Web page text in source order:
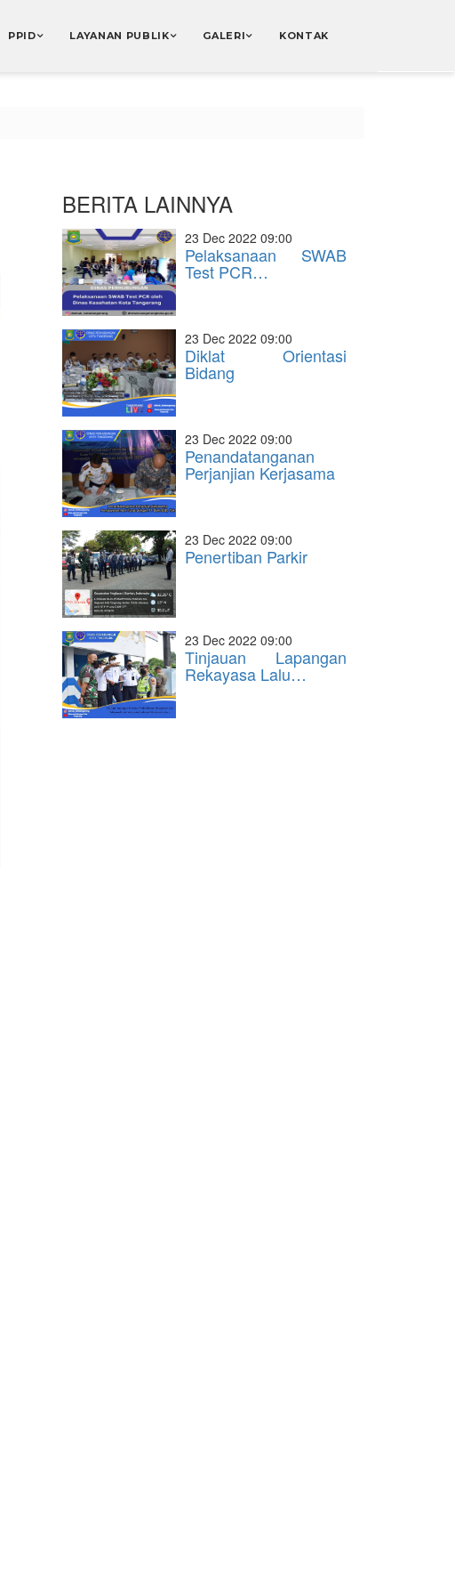
PPID LAYANAN PUBLIK GALERI KONTAK
BERITA LAINNYA
23 Dec 2022 09:00
Pelaksanaan SWAB
Test PCR…
23 Dec 2022 09:00
Diklat Orientasi
Bidang
23 Dec 2022 09:00
Penandatanganan
Perjanjian Kerjasama
23 Dec 2022 09:00
Penertiban Parkir
23 Dec 2022 09:00
Tinjauan Lapangan
Rekayasa Lalu…